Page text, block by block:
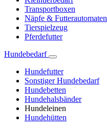
Transportboxen
Näpfe & Futterautomaten
Tierspielzeug
Pferdefutter
Hundebedarf
Hundefutter
Sonstiger Hundebedarf
Hundebetten
Hundehalsbänder
Hundeleinen
Hundehütten